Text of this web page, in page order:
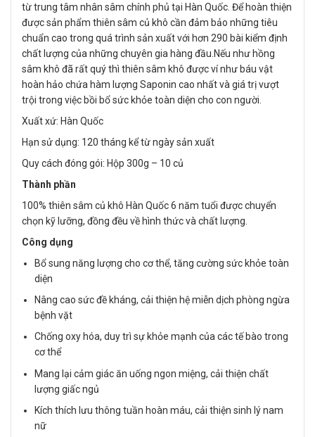
từ trung tâm nhân sâm chính phủ tại Hàn Quốc. Để hoàn thiện
được sản phẩm thiên sâm củ khô cần đảm bảo những tiêu
chuẩn cao trong quá trình sản xuất với hơn 290 bài kiểm định
chất lượng của những chuyên gia hàng đầu.Nếu như hồng
sâm khô đã rất quý thì thiên sâm khô được ví như báu vật
hoàn hảo chứa hàm lượng Saponin cao nhất và giá trị vượt
trội trong việc bồi bổ sức khỏe toàn diện cho con người.
Xuất xứ: Hàn Quốc
Hạn sử dụng: 120 tháng kể từ ngày sản xuất
Quy cách đóng gói: Hộp 300g – 10 củ
Thành phần
100% thiên sâm củ khô Hàn Quốc 6 năm tuổi được chuyển
chọn kỹ lưỡng, đồng đều về hình thức và chất lượng.
Công dụng
Bổ sung năng lượng cho cơ thể, tăng cường sức khỏe toàn
diện
Nâng cao sức đề kháng, cải thiện hệ miễn dịch phòng ngừa
bệnh vặt
Chống oxy hóa, duy trì sự khỏe mạnh của các tế bào trong
cơ thể
Mang lại cảm giác ăn uống ngon miệng, cải thiện chất
lượng giấc ngủ
Kích thích lưu thông tuần hoàn máu, cải thiện sinh lý nam
nữ